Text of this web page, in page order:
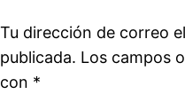
Tu dirección de correo
publicada. Los campos
con *